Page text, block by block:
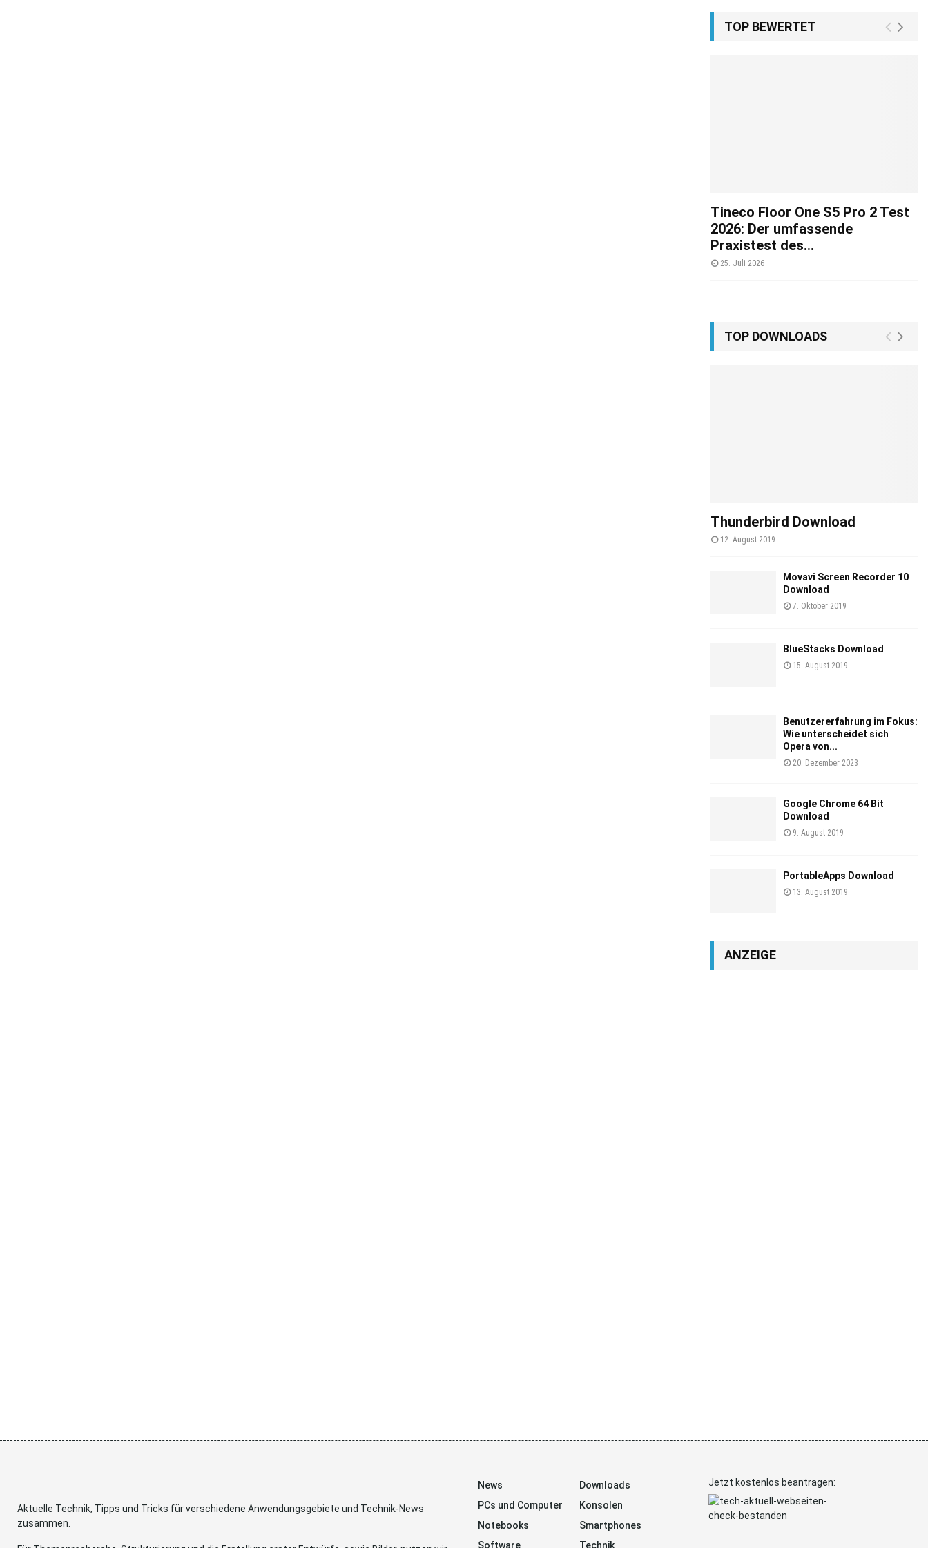
TOP BEWERTET
Tineco Floor One S5 Pro 2 Test
2026: Der umfassende
Praxistest des...
25. Juli 2026
TOP DOWNLOADS
Thunderbird Download
12. August 2019
Movavi Screen Recorder 10
Download
7. Oktober 2019
BlueStacks Download
15. August 2019
Benutzererfahrung im Fokus:
Wie unterscheidet sich
Opera von...
20. Dezember 2023
Google Chrome 64 Bit
Download
9. August 2019
PortableApps Download
13. August 2019
ANZEIGE
Aktuelle Technik, Tipps und Tricks für verschiedene Anwendungsgebiete und Technik-News
zusammen.
News
Downloads
PCs und Computer
Konsolen
Notebooks
Smartphones
Software
Technik
Jetzt kostenlos beantragen: